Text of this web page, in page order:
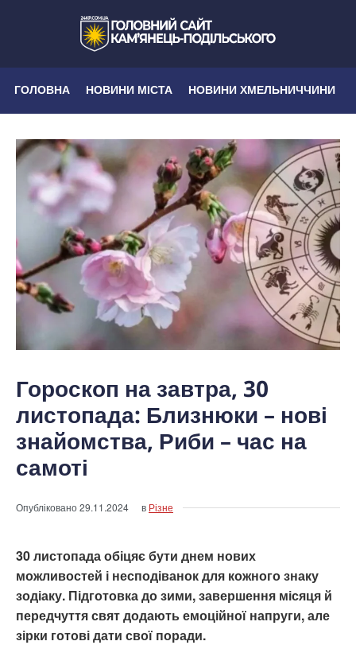
ГОЛОВНА НОВИНИ МІСТА НОВИНИ ХМЕЛЬНИЧЧИНИ
Гороскоп на завтра, 30
листопада: Близнюки – нові
знайомства, Риби – час на
самоті
Опубліковано29.11.2024 в Різне
30 листопада обіцяє бути днем нових
можливостей і несподіванок для кожного знаку
зодіаку. Підготовка до зими, завершення місяця й
передчуття свят додають емоційної напруги, але
зірки готові дати свої поради.